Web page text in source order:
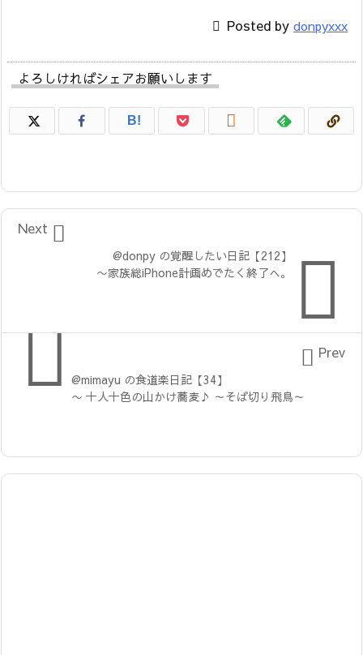
 Posted by donpyxxx
よろしければシェアお願いします
B! 

@donpy の覚醒したい日記【212】
〜家族総iPhone計画めでたく終了へ。

Next
@mimayu の食道楽日記【34】
〜 十人十色の山かけ蕎麦♪ ～そば切り飛鳥～
 Prev